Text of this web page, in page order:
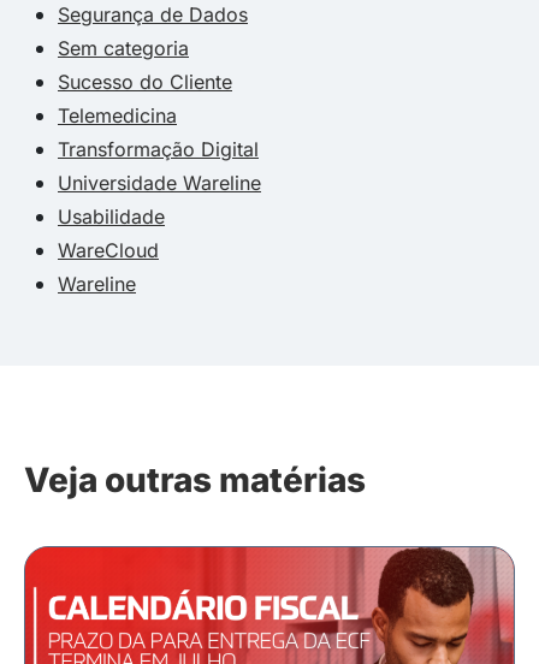
Segurança de Dados
Sem categoria
Sucesso do Cliente
Telemedicina
Transformação Digital
Universidade Wareline
Usabilidade
WareCloud
Wareline
Veja outras matérias